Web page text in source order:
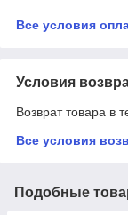
Все условия
Условия
Возврат товара в
Все условия
Подобные